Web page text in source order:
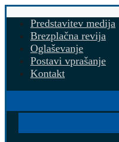
Predstavitev medija
Brezplačna revija
Oglaševanje
Postavi vprašanje
Kontakt